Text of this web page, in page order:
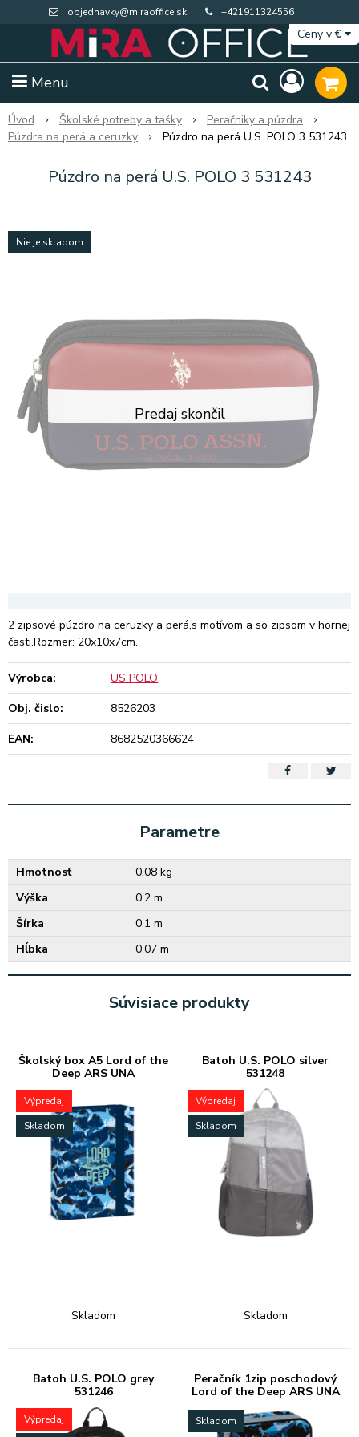
objednavky@miraoffice.sk +421911324556
Menu
Ceny v€
Úvod Školské potreby a tašky
Peračniky a púzdra
Púzdra na perá a ceruzky
Púzdro na perá U.S. POLO 3 531243
Púzdro na perá U.S. POLO 3 531243
Nie je skladom
2 zipsové púzdro na ceruzky a perá,s motívom a so zipsom v hornej
časti.Rozmer: 20x10x7cm.
Výrobca:
US POLO
Obj. čislo:
8526203
EAN:
8682520366624
Parametre
Hmotnosť
0,08 kg
Výška
0,2 m
Šírka
0,1 m
Hĺbka
0,07 m
Súvisiace produkty
Školský box A5 Lord of the
Deep ARS UNA
Výpredaj
Skladom
Skladom
Batoh U.S. POLO silver
531248
Výpredaj
Skladom
Skladom
Batoh U.S. POLO grey
531246
Výpredaj
Peračník 1zip poschodový
Lord of the Deep ARS UNA
Skladom